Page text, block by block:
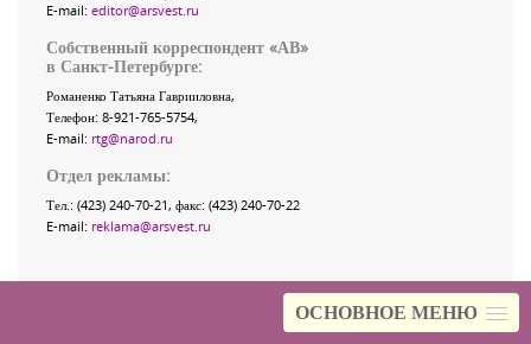
ОСНОВНОЕ МЕНЮ
E-mail: editor@arsvest.ru
Собственный корреспондент «АВ»
в Санкт-Петербурге:
Романенко Татьяна Гаврииловна,
Телефон: 8-921-765-5754,
E-mail: rtg@narod.ru
Отдел рекламы:
Тел.: (423) 240-70-21, факс: (423) 240-70-22
E-mail: reklama@arsvest.ru